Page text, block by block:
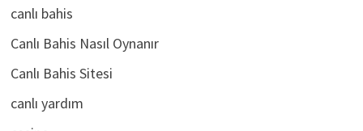
canlı bahis
Canlı Bahis Nasıl Oynanır
Canlı Bahis Sitesi
canlı yardım